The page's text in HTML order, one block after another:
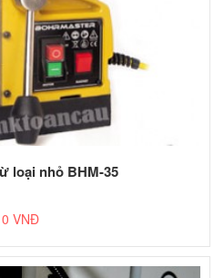
loại nhỏ BHM-35
0 VNĐ